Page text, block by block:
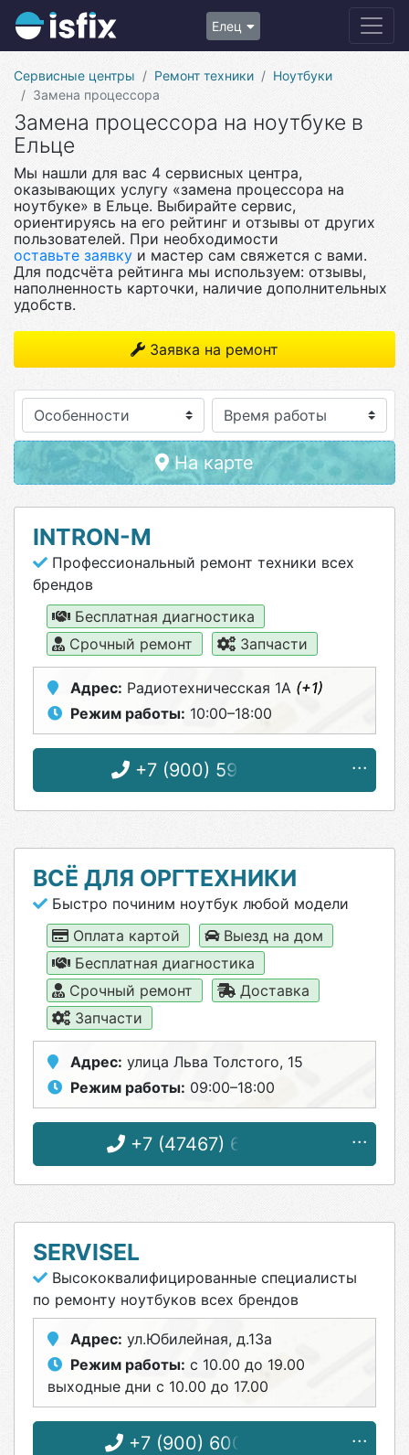
Елец
Сервисные центры Ремонт техники
Ноутбуки
Замена процессора
Замена процессора на ноутбуке в
Ельце
Мы нашли для вас 4 сервисных центра,
оказывающих услугу «замена процессора на
ноутбуке» в Ельце. Выбирайте сервис,
ориентируясь на его рейтинг и отзывы от других
пользователей. При необходимости
оставьте заявку и мастер сам свяжется с вами.
Для подсчёта рейтинга мы используем: отзывы,
наполненность карточки, наличие дополнительных
удобств.
Заявка на ремонт
Особенности
На карте
INTRON-M
Профессиональный ремонт техники всех
брендов
Бесплатная диагностика
Срочный ремонт
Запчасти
Адрес: Радиотехничесская 1А (+1)
Режим работы: 10:00–18:00
+7 (900) 591-14-11
ВСЁ ДЛЯ ОРГТЕХНИКИ
Быстро починим ноутбук любой модели
Оплата картой
Выезд на дом
Бесплатная диагностика
Срочный ремонт
Доставка
Запчасти
Адрес: улица Льва Толстого, 15
Режим работы: 09:00–18:00
+7 (47467) 6-08-32
SERVISEL
Высококвалифицированные специалисты
по ремонту ноутбуков всех брендов
Адрес: ул.Юбилейная, д.13а
Режим работы: с 10.00 до 19.00
выходные дни с 10.00 до 17.00
+7 (900) 600-96-55